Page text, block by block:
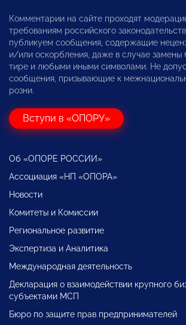
Комментарии на сайте проходят
требованиям российского
публикуем сообщения, содержащие
и/или оскорбления, даже в случае замены
тире и любыми иными символами. Не
сообщения, призывающие к
розни.
Вступи в «ОПОРУ»
Об «ОПОРЕ РОССИИ»
Ассоциация «НП «ОПОРА»
Новости
Комитеты и Комиссии
Региональное развитие
Экспертиза и Аналитика
Международная деятельность
Декларация о взаимодействии крупного
субъектами МСП
Бюро по защите прав предпринимателей